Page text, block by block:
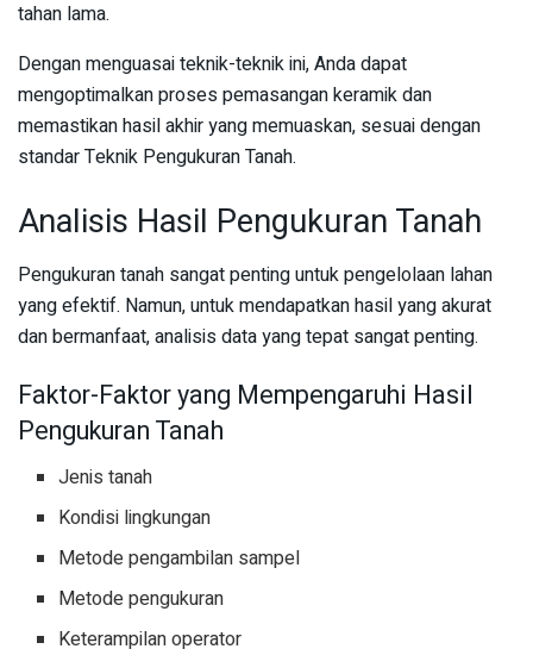
tahan lama.
Dengan menguasai teknik-teknik ini, Anda dapat
mengoptimalkan proses pemasangan keramik dan
memastikan hasil akhir yang memuaskan, sesuai dengan
standar Teknik Pengukuran Tanah.
Analisis Hasil Pengukuran Tanah
Pengukuran tanah sangat penting untuk pengelolaan lahan
yang efektif. Namun, untuk mendapatkan hasil yang akurat
dan bermanfaat, analisis data yang tepat sangat penting.
Faktor-Faktor yang Mempengaruhi Hasil
Pengukuran Tanah
Jenis tanah
Kondisi lingkungan
Metode pengambilan sampel
Metode pengukuran
Keterampilan operator